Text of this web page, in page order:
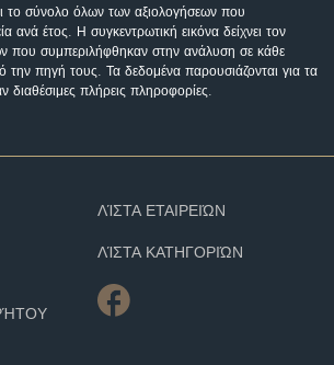
το σύνολο όλων των αξιολογήσεων που
ανά έτος. Η συγκεντρωτική εικόνα δείχνει τον
που συμπεριλήφθηκαν στην ανάλυση σε κάθε
την πηγή τους. Τα δεδομένα παρουσιάζονται για τα
διαθέσιμες πλήρεις πληροφορίες.
ΛΊΣΤΑ ΕΤΑΙΡΕΙΏΝ
ΛΊΣΤΑ ΚΑΤΗΓΟΡΙΏΝ